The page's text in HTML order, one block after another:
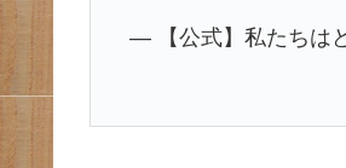
— 【公式】私たちは